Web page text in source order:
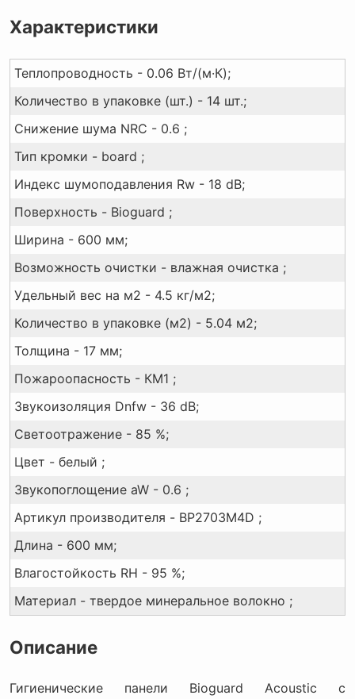
Характеристики
Теплопроводность - 0.06 Вт/(м·К);
Количество в упаковке (шт.) - 14 шт.;
Снижение шума NRC - 0.6 ;
Тип кромки - board ;
Индекс шумоподавления Rw - 18 dB;
Поверхность - Bioguard ;
Ширина - 600 мм;
Возможность очистки - влажная очистка ;
Удельный вес на м2 - 4.5 кг/м2;
Количество в упаковке (м2) - 5.04 м2;
Толщина - 17 мм;
Пожароопасность - КМ1 ;
Звукоизоляция Dnfw - 36 dB;
Светоотражение - 85 %;
Цвет - белый ;
Звукопоглощение aW - 0.6 ;
Артикул производителя - BP2703M4D ;
Длина - 600 мм;
Влагостойкость RH - 95 %;
Материал - твердое минеральное волокно ;
Описание
Гигиенические панели Bioguard Acoustic с